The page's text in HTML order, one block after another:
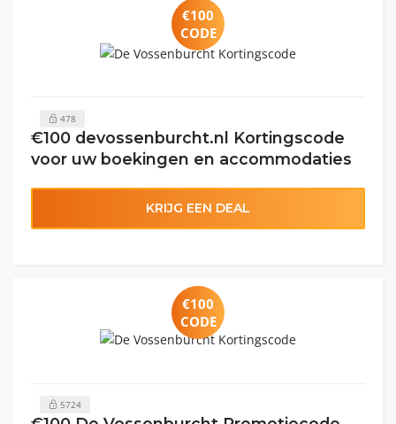
€100
CODE
478
€100 devossenburcht.nl Kortingscode
voor uw boekingen en accommodaties
KRIJG EEN DEAL
€100
CODE
5724